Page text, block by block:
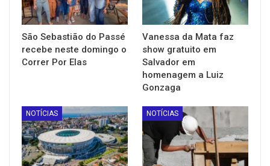
São Sebastião do Passé
recebe neste domingo o
Correr Por Elas
Vanessa da Mata faz
show gratuito em
Salvador em
homenagem a Luiz
Gonzaga
NOTÍCIAS NOTÍCIAS